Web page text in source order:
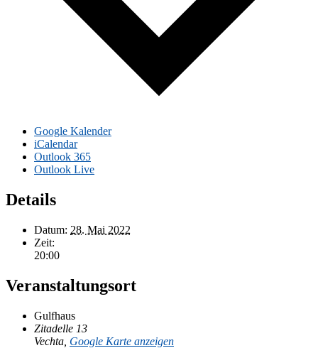
Google Kalender
iCalendar
Outlook 365
Outlook Live
Details
Datum: 28. Mai 2022
Zeit:
20:00
Veranstaltungsort
Gulfhaus
Zitadelle 13
Vechta Google Karte anzeigen